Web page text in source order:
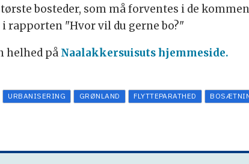
bosteder, som må forventes i de
rapporten "Hvor vil du gerne bo?"
helhed på Naalakkersuisuts hjemmeside.
URBANISERING GRØNLAND FLYTTEPARATHED